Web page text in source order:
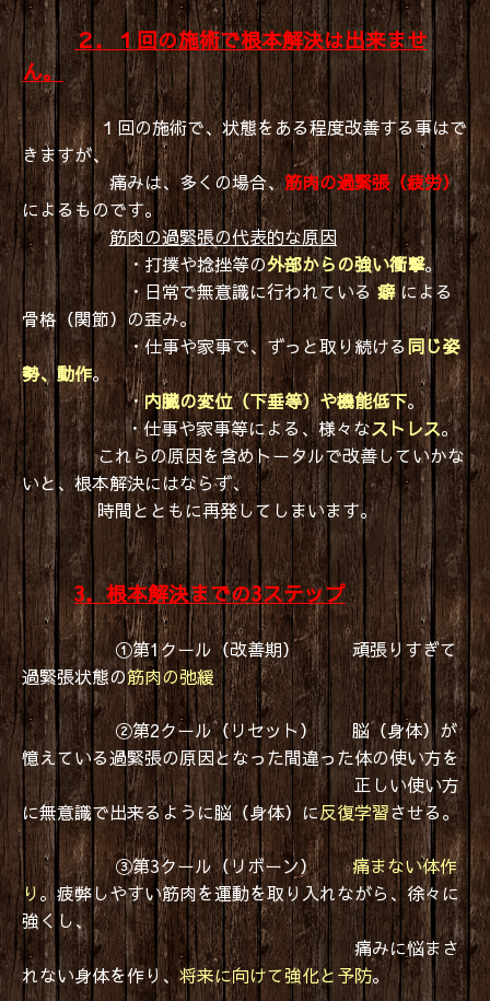
２．１回の施術で根本解決は出来ませ
ん。
１回の施術で、状態をある程度改善する事はで
きますが、
痛みは、多くの場合、筋肉の過緊張（疲労）
によるものです。
筋肉の過緊張の代表的な原因
・打撲や捻挫等の外部からの強い衝撃。
・日常で無意識に行われている 癖による
骨格（関節）の歪み。
・仕事や家事で、ずっと取り続ける同じ姿
勢、動作。
・内臓の変位（下垂等）や機能低下。
・仕事や家事等による、様々なストレス。
これらの原因を含めトータルで改善していかな
いと、根本解決にはならず、
時間とともに再発してしまいます。
3．根本解決までの3ステップ
①第1クール（改善期） 頑張りすぎて
過緊張状態の筋肉の弛緩
②第2クール（リセット） 脳（身体）が
憶えている過緊張の原因となった間違った体の使い方を
正しい使い方
に無意識で出来るように脳（身体）に反復学習させる。
③第3クール（リボーン）痛まない体作
り。疲弊しやすい筋肉を運動を取り入れながら、徐々に
強くし、
痛みに悩まさ
れない身体を作り、将来に向けて強化と予防。